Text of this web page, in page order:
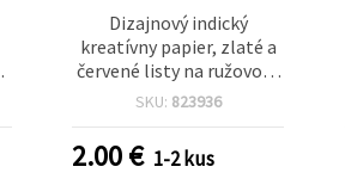
Dizajnový indický
kreatívny papier, zlaté a
červené listy na ružovom
podklade, 120 g/m², na
tvorenie, 56 × 76 cm,
HP08
SKU: 823936
2.00€ 1-2 kus